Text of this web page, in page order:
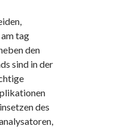
tag
den
sind in der
des